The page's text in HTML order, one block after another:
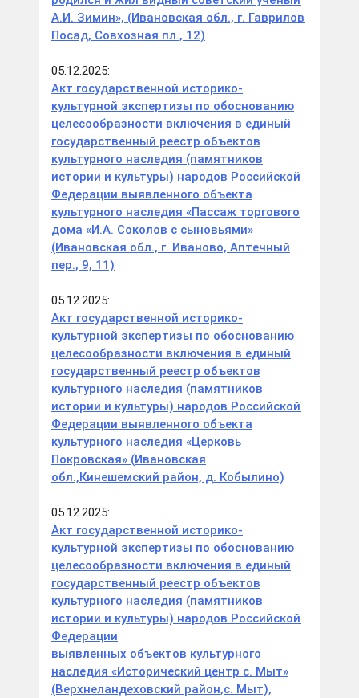
А.И. Зимин», (Ивановская обл., г. Гаврилов
Посад, Совхозная пл., 12)
05.12.2025:
Акт государственной историко-
культурной экспертизы по обоснованию
целесообразности включения в единый
государственный реестр объектов
культурного наследия (памятников
истории и культуры) народов Российской
Федерации выявленного объекта
культурного наследия «Пассаж торгового
дома «И.А. Соколов с сыновьями»
(Ивановская обл., г. Иваново, Аптечный
пер., 9, 11)
05.12.2025:
Акт государственной историко-
культурной экспертизы по обоснованию
целесообразности включения в единый
государственный реестр объектов
культурного наследия (памятников
истории и культуры) народов Российской
Федерации выявленного объекта
культурного наследия «Церковь
Покровская» (Ивановская
обл.,Кинешемский район, д. Кобылино)
05.12.2025:
Акт государственной историко-
культурной экспертизы по обоснованию
целесообразности включения в единый
государственный реестр объектов
культурного наследия (памятников
истории и культуры) народов Российской
Федерации
выявленных объектов культурного
наследия «Исторический центр с. Мыт»
(Верхнеландеховский район,с. Мыт),